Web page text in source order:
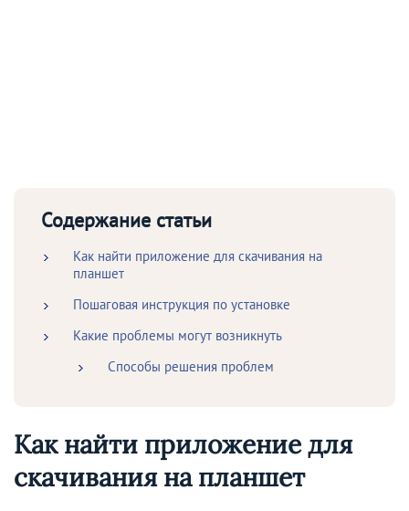
Содержание статьи
Как найти приложение для скачивания на
планшет
Пошаговая инструкция по установке
Какие проблемы могут возникнуть
Способы решения проблем
Как найти приложение для
скачивания на планшет